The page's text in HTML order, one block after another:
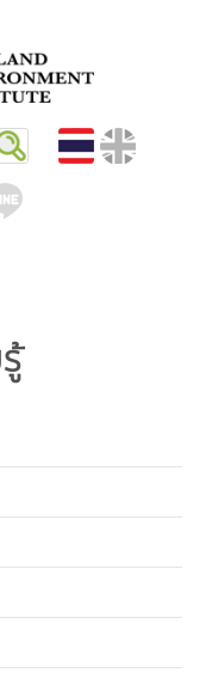
ร
ถาบัน
รม
ยู่
ร
ยืน
อร์